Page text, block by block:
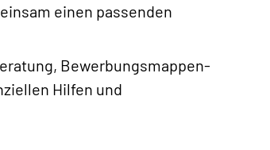
einen passenden
Bewerbungsmappen-
Hilfen und